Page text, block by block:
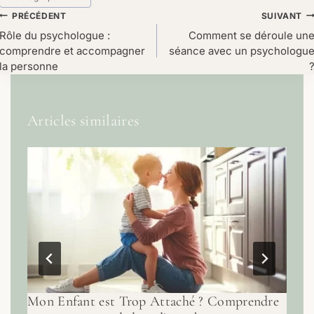
PRÉCÉDENT
Rôle du psychologue :
comprendre et accompagner
la personne
SUIVANT
Comment se déroule une
séance avec un psychologue
?
Articles similaires
Mon Enfant est Trop Attaché ? Comprendre